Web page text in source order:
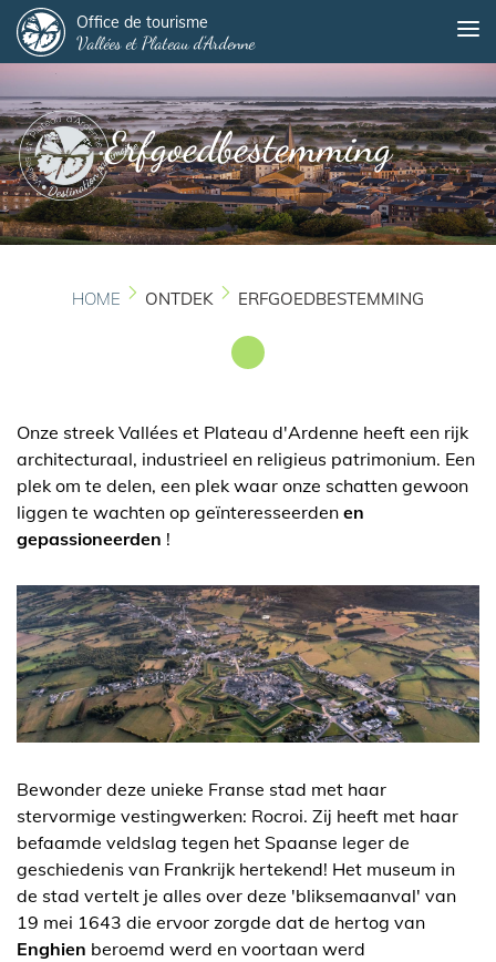
en
naar
de
inhoud
gaan
Office de tourisme
Vallées et Plateau d'Ardenne
Erfgoedbestemming
HOME ONTDEK ERFGOEDBESTEMMING
Onze streek Vallées et Plateau d'Ardenne heeft een rijk
architecturaal, industrieel en religieus patrimonium. Een
plek om te delen, een plek waar onze schatten gewoon
liggen te wachten op geïnteresseerden en
gepassioneerden !
Bewonder deze unieke Franse stad met haar
stervormige vestingwerken: Rocroi. Zij heeft met haar
befaamde veldslag tegen het Spaanse leger de
geschiedenis van Frankrijk hertekend! Het museum in
de stad vertelt je alles over deze 'bliksemaanval' van
19 mei 1643 die ervoor zorgde dat de hertog van
Enghien beroemd werd en voortaan werd
Panneau de gestion des cookies